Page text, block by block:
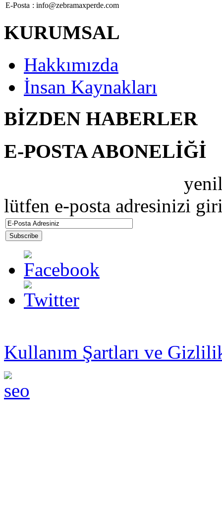
E-Posta : info@zebramaxperde.com
KURUMSAL
Hakkımızda
İnsan Kaynakları
BİZDEN HABERLER
E-POSTA ABONELİĞİ
lütfen e-posta adresinizi
Kullanım Şartları ve